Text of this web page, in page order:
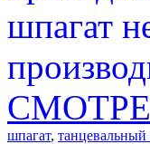
шпагат
шпагат,